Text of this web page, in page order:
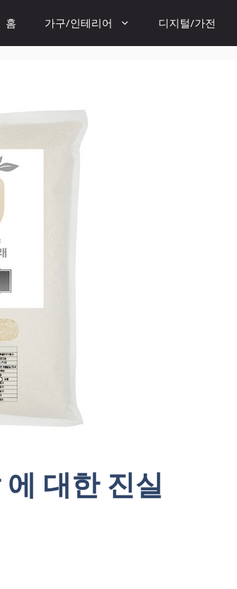
홈 가구/인테리어 디지털/가전
대한 진실